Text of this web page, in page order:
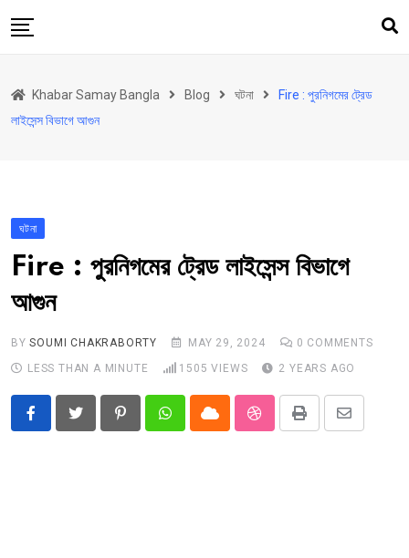
to
উত্তরবঙ্গ
আরও কিছু
Contact
Khabar Samay Hindi
Khabar Samay Bangla Blog ঘটনা
Fire : পুরনিগমের ট্রেড
লাইসেন্স বিভাগে আগুন
ঘটনা
Fire : পুরনিগমের ট্রেড লাইসেন্স বিভাগে
আগুন
BYSOUMI CHAKRABORTY MAY 29, 2024 0 COMMENTS
LESS THAN A MINUTE
1505 VIEWS 2 YEARS AGO
PinterestWhatsappCloud StumbleUpon
Print
Share